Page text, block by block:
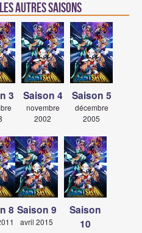
autres saisons
3 Saison 4
novembre
2002
Saison 5
décembre
2005
8 Saison 9
avril 2015
Saison
10